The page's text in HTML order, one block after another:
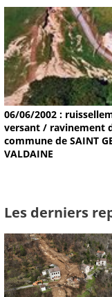
06/06/2002 :
versant / ravinement
commune de SAINT
VALDAINE
Les derniers